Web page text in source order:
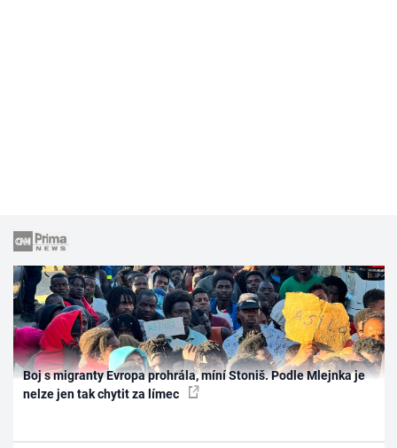
Boj s migranty Evropa prohrála, míní Stoniš. Podle Mlejnka je
nelze jen tak chytit za límec